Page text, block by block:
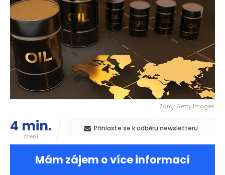
Zdroj: Getty Images
4 min.
čtení
Přihlaste se k odběru newsletteru
Mám zájem o více informací